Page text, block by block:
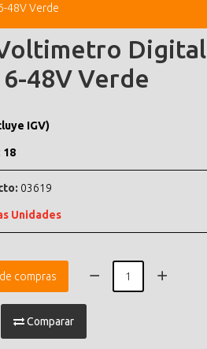
48V Verde
Digital
48V Verde
IGV)
18
03619
Unidades
compras
Comparar